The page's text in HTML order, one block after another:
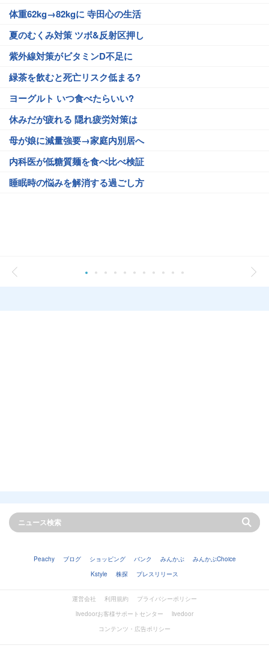
体重62kg→82kgに 寺田心の生活
夏のむくみ対策 ツボ&反射区押し
紫外線対策がビタミンD不足に
緑茶を飲むと死亡リスク低まる?
ヨーグルト いつ食べたらいい?
休みだが疲れる 隠れ疲労対策は
母が娘に減量強要→家庭内別居へ
内科医が低糖質麺を食べ比べ検証
睡眠時の悩みを解消する過ごし方
Peachy ブログ ショッピング バンク みんかぶ
みんかぶChoice
Kstyle
株探 プレスリリース
運営会社 利用規約
プライバシーポリシー
livedoorお客様サポートセンター
livedoor
コンテンツ・広告ポリシー